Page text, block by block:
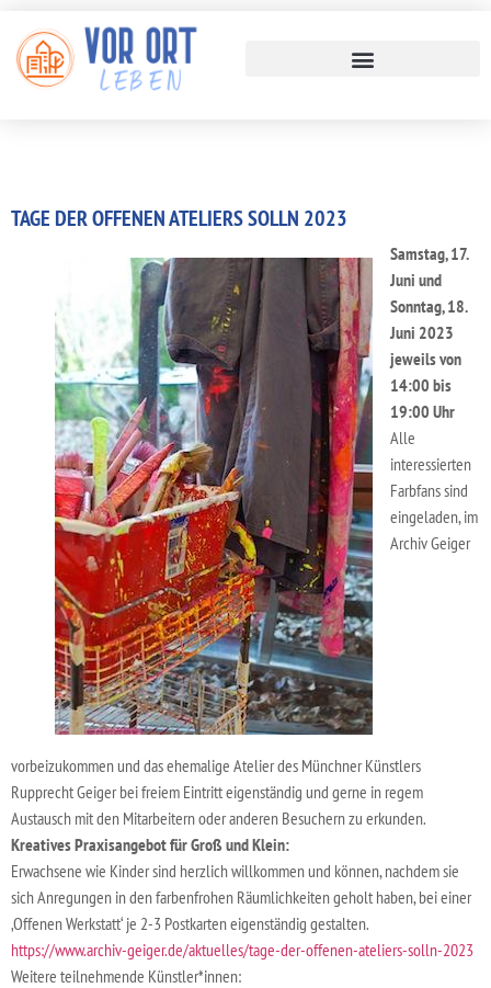
TAGE DER OFFENEN ATELIERS SOLLN 2023
Samstag, 17.
Juni und
Sonntag, 18.
Juni 2023
jeweils von
14:00 bis
19:00 Uhr
Alle
interessierten
Farbfans sind
eingeladen, im
Archiv Geiger
vorbeizukommen und das ehemalige Atelier des Münchner Künstlers
Rupprecht Geiger bei freiem Eintritt eigenständig und gerne in regem
Austausch mit den Mitarbeitern oder anderen Besuchern zu erkunden.
Kreatives Praxisangebot für Groß und Klein:
Erwachsene wie Kinder sind herzlich willkommen und können, nachdem sie
sich Anregungen in den farbenfrohen Räumlichkeiten geholt haben, bei einer
‚Offenen Werkstatt‘ je 2-3 Postkarten eigenständig gestalten.
https://www.archiv-geiger.de/aktuelles/tage-der-offenen-ateliers-solln-2023
Weitere teilnehmende Künstler*innen: